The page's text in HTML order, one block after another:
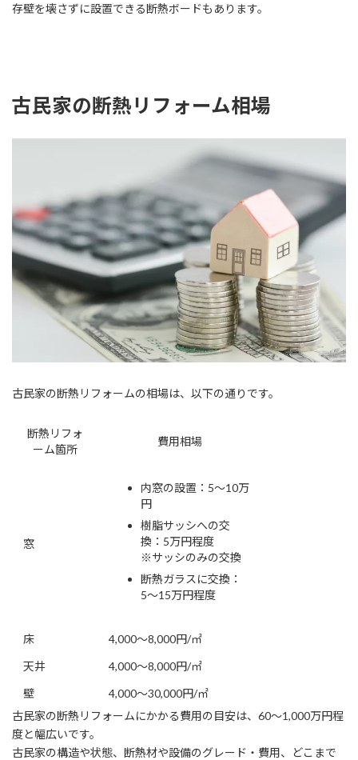
存壁を壊さずに設置できる断熱ボードもあります。
古民家の断熱リフォーム相場
古民家の断熱リフォームの相場は、以下の通りです。
断熱リフォ
ーム箇所
費用相場
窓
内窓の設置：5～10万
円
樹脂サッシへの交
換：5万円程度
※サッシのみの交換
断熱ガラスに交換：
5〜15万円程度
床
4,000～8,000円/㎡
天井
4,000～8,000円/㎡
壁
4,000～30,000円/㎡
古民家の断熱リフォームにかかる費用の目安は、60～1,000万円程
度と幅広いです。
古民家の構造や状態、断熱材や設備のグレード・費用、どこまで